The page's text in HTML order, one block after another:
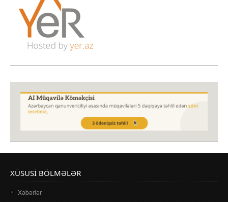
XÜSUSI BÖLMƏLƏR
Xəbərlər